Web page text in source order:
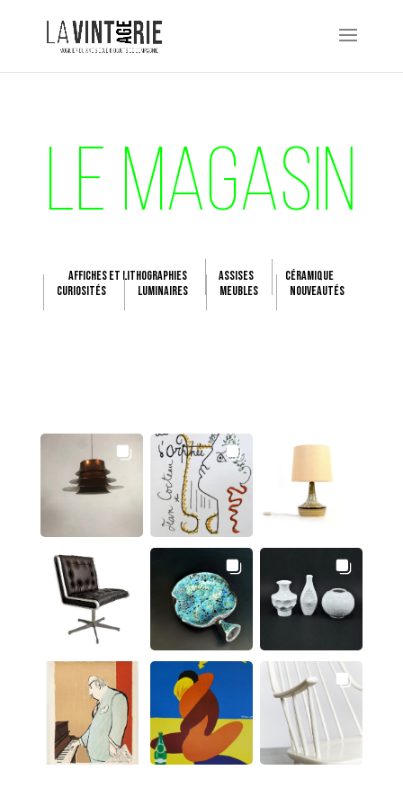
LE MAGASIN
AFFICHES ET LITHOGRAPHIES ASSISES
CÉRAMIQUE
CURIOSITÉS
LUMINAIRES MEUBLES NOUVEAUTÉS